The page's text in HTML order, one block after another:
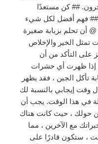
## كن مستعدًا
فهم أفضل لكل شيء
تحلم بزبابة صغيرة
الخير والإخلاص
على التأكد من أن
إذا ظهرت أي حشرات
تأكل الجبن ، فقد يظهر
وقت إيجابي بالنسبة لك
في هذا الوقت. يجب أن
حولك ، حيث كانت هناك
مع الآخرين ، مما
، ستكون قادرًا على